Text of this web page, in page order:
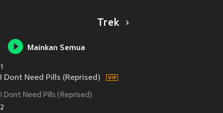
Trek
Mainkan Semua
1
I Dont Need Pills (Reprised)
I Dont Need Pills (Reprised)
2